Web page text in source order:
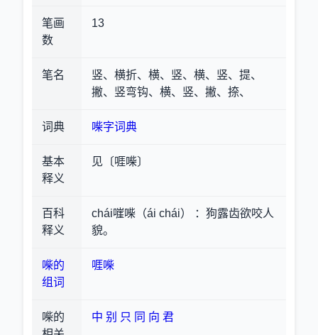
笔画
数
13
笔名
竖、横折、横、竖、横、竖、提、
撇、竖弯钩、横、竖、撇、捺、
词典 喍字词典
基本
释义
见〔啀喍〕
百科
释义
chái嘊喍（ái chái） ：狗露齿欲咬人
貌。
喍的
组词
啀喍
喍的
中 别 只 同 向 君